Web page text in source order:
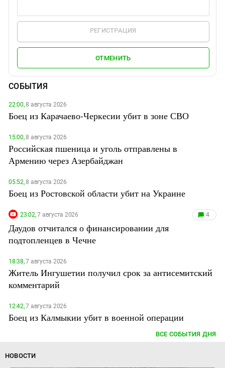
РЕГИСТРАЦИЯ
ОТМЕНИТЬ
СОБЫТИЯ
22:00,8 августа 2026
Боец из Карачаево-Черкесии убит в зоне СВО
15:00,8 августа 2026
Российская пшеница и уголь отправлены в
Армению через Азербайджан
05:52,8 августа 2026
Боец из Ростовской области убит на Украине
23:02,7 августа 2026 4
Даудов отчитался о финансировании для
подтопленцев в Чечне
18:38,7 августа 2026
Житель Ингушетии получил срок за антисемитский
комментарий
12:42,7 августа 2026
Боец из Калмыкии убит в военной операции
ВСЕ СОБЫТИЯ ДНЯ
НОВОСТИ